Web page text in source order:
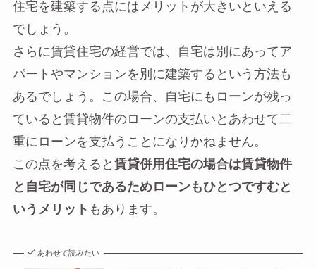
住宅を建築する点にはメリットが大きいといえる
でしょう。
さらに賃貸住宅の経営では、自宅は別にあってア
パートやマンションを別に建築するという方法も
あるでしょう。この場合、自宅にもローンが残っ
ていると賃貸物件のローンの支払いとあわせて二
重にローンを支払うことになりかねません。
この点を考えると 賃貸併用住宅の場合は賃貸物件
と自宅が同じであるためローンもひとつですむと
いうメリット もあります。
あわせて読みたい